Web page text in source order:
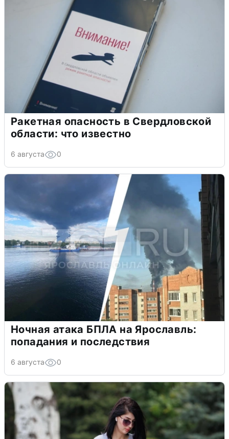
Ракетная опасность в Свердловской
области: что известно
6 августа 0
Ночная атака БПЛА на Ярославль:
попадания и последствия
6 августа 0